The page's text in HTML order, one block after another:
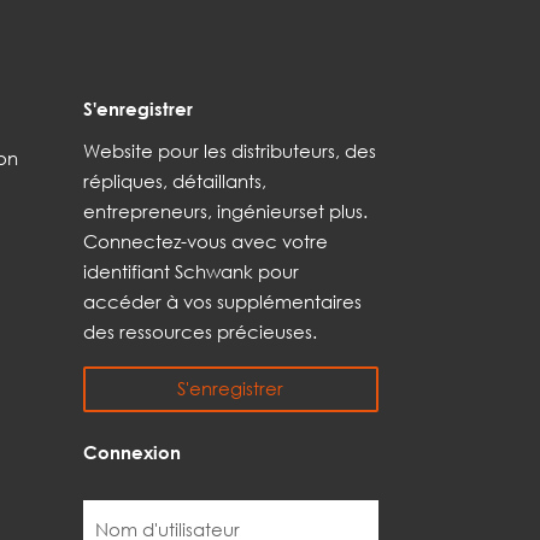
S'enregistrer
Website pour les distributeurs, des
répliques, détaillants,
entrepreneurs, ingénieurset plus.
Connectez-vous avec votre
identifiant Schwank pour
accéder à vos supplémentaires
des ressources précieuses.
S'enregistrer
Connexion